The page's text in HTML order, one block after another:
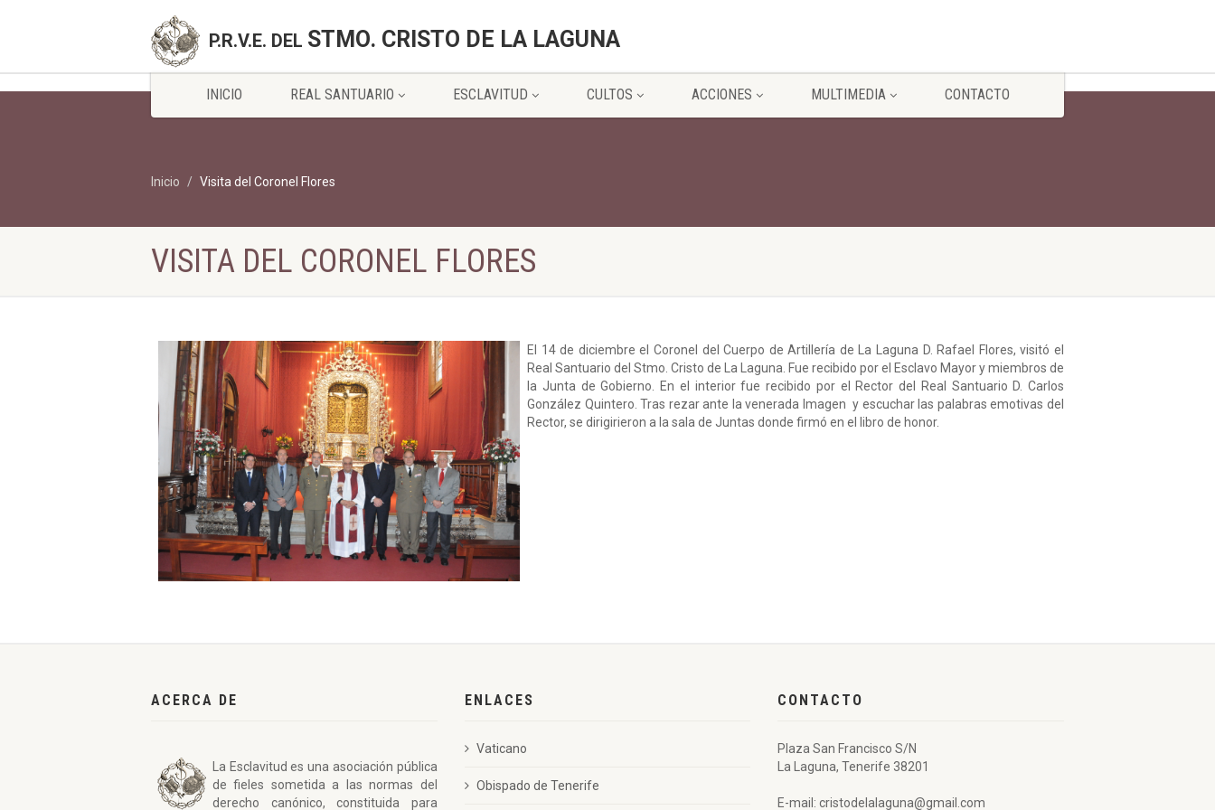
P.R.V.E. DEL STMO. CRISTO DE LA LAGUNA
INICIO REAL SANTUARIO ESCLAVITUD CULTOS ACCIONES MULTIMEDIA CONTACTO
Inicio Visita del Coronel Flores
VISITA DEL CORONEL FLORES
El 14 de diciembre el Coronel del Cuerpo de Artillería de La Laguna D. Rafael Flores, visitó el
Real Santuario del Stmo. Cristo de La Laguna. Fue recibido por el Esclavo Mayor y miembros de
la Junta de Gobierno. En el interior fue recibido por el Rector del Real Santuario D. Carlos
González Quintero. Tras rezar ante la venerada Imagen y escuchar las palabras emotivas del
Rector, se dirigirieron a la sala de Juntas donde firmó en el libro de honor.
ACERCA DE
La Esclavitud es una asociación pública
de fieles sometida a las normas del
derecho canónico, constituida para
ENLACES
Vaticano
Obispado de Tenerife
CONTACTO
Plaza San Francisco S/N
La Laguna, Tenerife 38201
E-mail: cristodelalaguna@gmail.com